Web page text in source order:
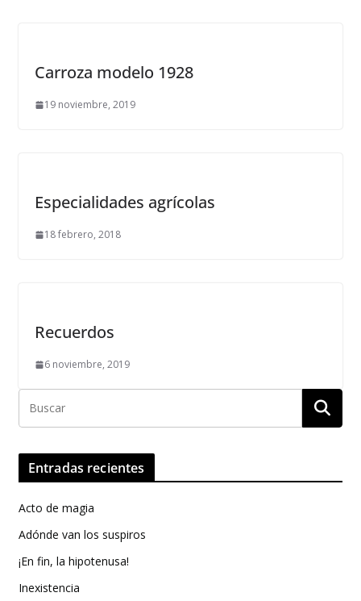
Carroza modelo 1928
19 noviembre, 2019
Especialidades agrícolas
18 febrero, 2018
Recuerdos
6 noviembre, 2019
Entradas recientes
Acto de magia
Adónde van los suspiros
¡En fin, la hipotenusa!
Inexistencia